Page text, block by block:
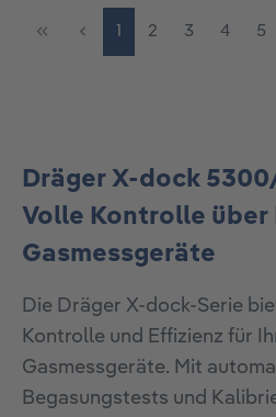
SeiteSeite
2 Seite
3 Seite
4 5
Dräger X-dock
Volle Kontrolle über
Gasmessgeräte
Die Dräger X-dock-Serie
Kontrolle und Effizienz für
Gasmessgeräte. Mit
Begasungstests und